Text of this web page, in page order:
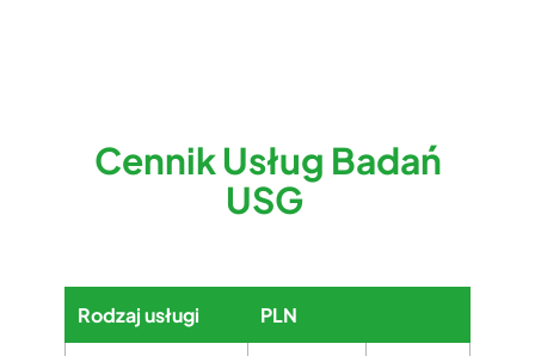
Cennik Usług Badań
USG
Rodzaj usługi PLN